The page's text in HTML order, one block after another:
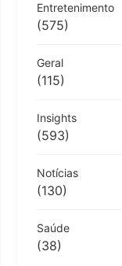
Entretenimento
(575)
Geral
(115)
Insights
(593)
Notícias
(130)
Saúde
(38)